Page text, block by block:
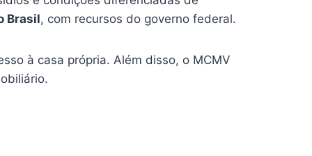
Brasil, com recursos do governo federal.
à casa própria. Além disso, o MCMV